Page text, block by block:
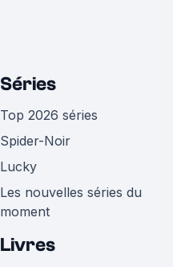
Séries
Top 2026 séries
Spider-Noir
Lucky
Les nouvelles séries du
moment
Livres